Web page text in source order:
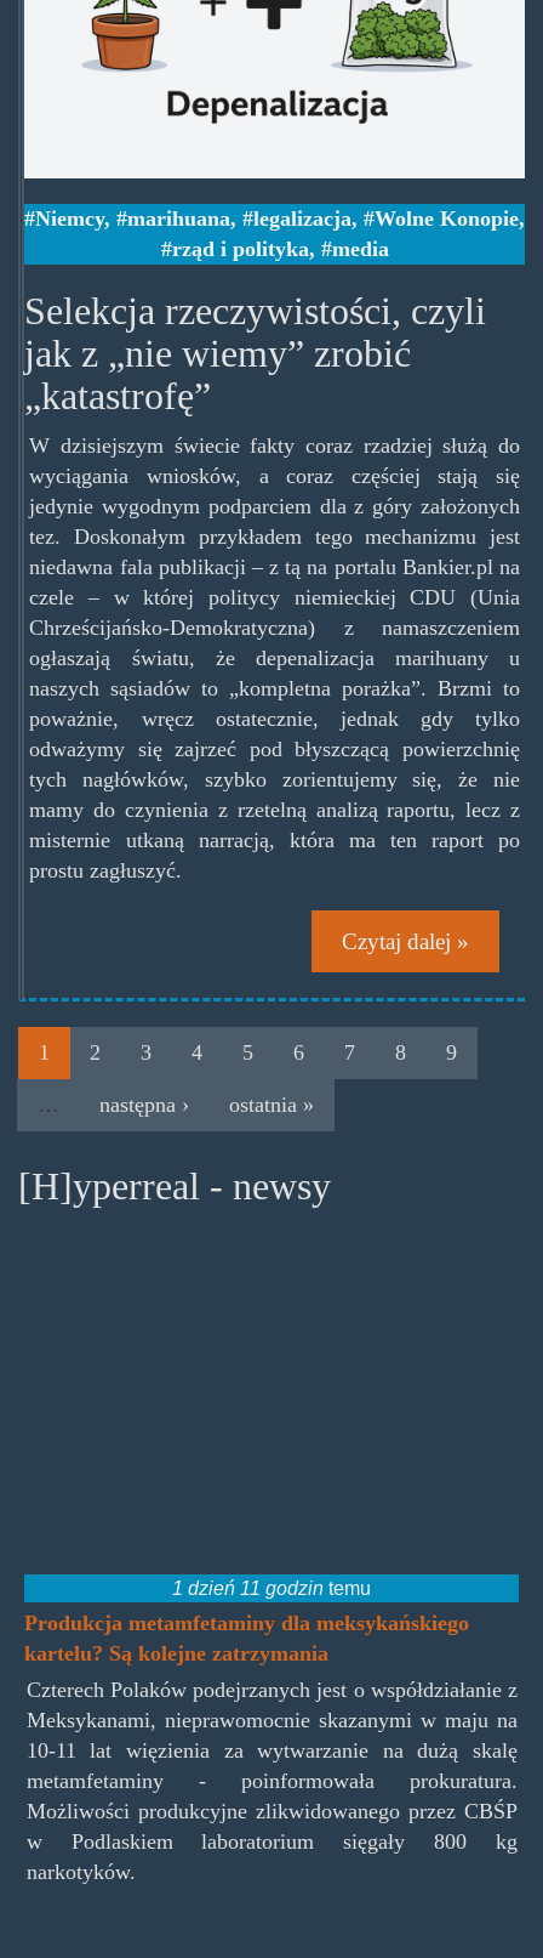
Niemcy, marihuana, legalizacja, Wolne Konopie,
rząd i polityka, media
Selekcja rzeczywistości, czyli
jak z „nie wiemy” zrobić
„katastrofę”
W dzisiejszym świecie fakty coraz rzadziej służą do
wyciągania wniosków, a coraz częściej stają się
jedynie wygodnym podparciem dla z góry założonych
tez. Doskonałym przykładem tego mechanizmu jest
niedawna fala publikacji – z tą na portalu Bankier.pl na
czele – w której politycy niemieckiej CDU (Unia
Chrześcijańsko-Demokratyczna) z namaszczeniem
ogłaszają światu, że depenalizacja marihuany u
naszych sąsiadów to „kompletna porażka”. Brzmi to
poważnie, wręcz ostatecznie, jednak gdy tylko
odważymy się zajrzeć pod błyszczącą powierzchnię
tych nagłówków, szybko zorientujemy się, że nie
mamy do czynienia z rzetelną analizą raportu, lecz z
misternie utkaną narracją, która ma ten raport po
prostu zagłuszyć.
Czytaj dalej »
1 2 3 4 5 6 7 8 9
… następna › ostatnia »
[H]yperreal - newsy
1 dzień 11 godzin temu
Produkcja metamfetaminy dla meksykańskiego
kartelu? Są kolejne zatrzymania
Czterech Polaków podejrzanych jest o współdziałanie z
Meksykanami, nieprawomocnie skazanymi w maju na
10-11 lat więzienia za wytwarzanie na dużą skalę
metamfetaminy - poinformowała prokuratura.
Możliwości produkcyjne zlikwidowanego przez CBŚP
w Podlaskiem laboratorium sięgały 800 kg
narkotyków.